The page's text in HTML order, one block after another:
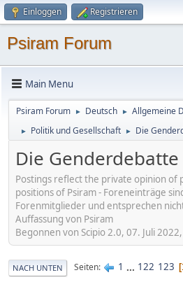
Einloggen Registrieren
Psiram Forum
Main Menu
Psiram Forum ► Deutsch ► Allgemeine
► Politik und Gesellschaft ► Die
Die Genderdebatte
Postings reflect the private opinion of
positions of Psiram - Foreneinträge
Forenmitglieder und entsprechen
Auffassung von Psiram
Begonnen von Scipio 2.0, 07. Juli
NACH UNTEN Seiten 1 ... 122 123